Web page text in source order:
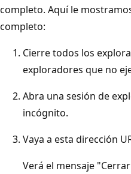
completo. Aquí le
completo:
Cierre todos los
exploradores que no
Abra una sesión de
incógnito.
Vaya a esta dirección
Verá el mensaje